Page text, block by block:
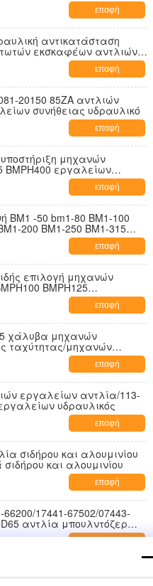
επαφή
αντικατάσταση
εκσκαφέων αντλιών
επαφή
αντλιών
συνήθειας υδραυλικό
επαφή
υποστήριξη μηχανών
BMPH400 εργαλείων
επαφή
BM1 -50 bm1-80 BM1-100
200 BM1-250 BM1-315
επαφή
επιλογή μηχανών
BMPH125
επαφή
5 χάλυβα μηχανών
ταχύτητας/μηχανών
επαφή
εργαλείων αντλία/113-
υδραυλικός
επαφή
σιδήρου και αλουμινίου
και αλουμινίου
επαφή
17441-67502/07443-
αντλία μπουλντόζερ
ροές αντλίες